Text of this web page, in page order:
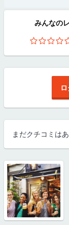
みんなの
まだクチコミは